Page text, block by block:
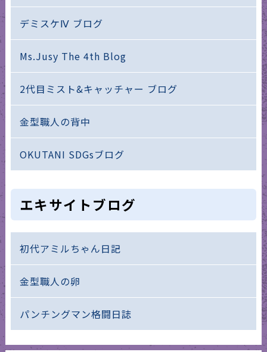
デミスケⅣ ブログ
Ms.Jusy The 4th Blog
2代目ミスト&キャッチャー ブログ
金型職人の背中
OKUTANI SDGsブログ
エキサイトブログ
初代アミルちゃん日記
金型職人の卵
パンチングマン格闘日誌